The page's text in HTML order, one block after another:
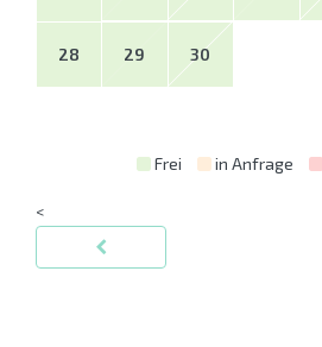
28 29 30
Frei in Anfrage
<